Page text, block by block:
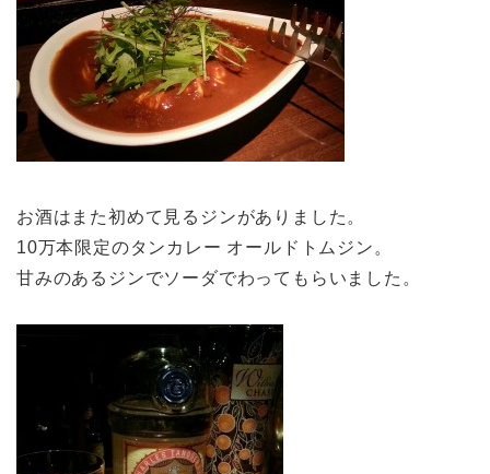
お酒はまた初めて見るジンがありました。
10万本限定のタンカレー オールドトムジン。
甘みのあるジンでソーダでわってもらいました。